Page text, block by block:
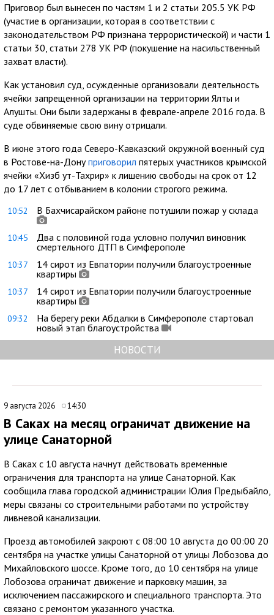
Приговор был вынесен по частям 1 и 2 статьи 205.5 УК РФ
(участие в организации, которая в соответствии с
законодательством РФ признана террористической) и части 1
статьи 30, статьи 278 УК РФ (покушение на насильственный
захват власти).
Как установил суд, осужденные организовали деятельность
ячейки запрещенной организации на территории Ялты и
Алушты. Они были задержаны в феврале-апреле 2016 года. В
суде обвиняемые свою вину отрицали.
В июне этого года Северо-Кавказский окружной военный суд
в Ростове-на-Донуприговорил пятерых участников крымской
ячейки «Хизб ут-Тахрир» к лишению свободы на срок от 12
до 17 лет с отбыванием в колонии строгого режима.
10:52 В Бахчисарайском районе потушили пожар у склада
10:45
Два с половиной года условно получил виновник
смертельного ДТП в Симферополе
10:37
14 сирот из Евпатории получили благоустроенные
квартиры
10:37
14 сирот из Евпатории получили благоустроенные
квартиры
09:32
На берегу реки Абдалки в Симферополе стартовал
новый этап благоустройства
НОВОСТИ
9 августа 2026 14:30
В Саках на месяц ограничат движение на
улице Санаторной
В Саках с 10 августа начнут действовать временные
ограничения для транспорта на улице Санаторной. Как
сообщила глава городской администрации Юлия Предыбайло,
меры связаны со строительными работами по устройству
ливневой канализации.
Проезд автомобилей закроют с 08:00 10 августа до 00:00 20
сентября на участке улицы Санаторной от улицы Лобозова до
Михайловского шоссе. Кроме того, до 10 сентября на улице
Лобозова ограничат движение и парковку машин, за
исключением пассажирского и специального транспорта. Это
связано с ремонтом указанного участка.